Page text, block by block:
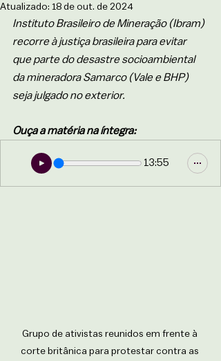
Atualizado: 18 de out. de 2024
Instituto Brasileiro de Mineração (Ibram)
recorre à justiça brasileira para evitar
que parte do desastre socioambiental
da mineradora Samarco (Vale e BHP)
seja julgado no exterior.
Ouça a matéria na íntegra:
13:55
Grupo de ativistas reunidos em frente à
corte britânica para protestar contra as